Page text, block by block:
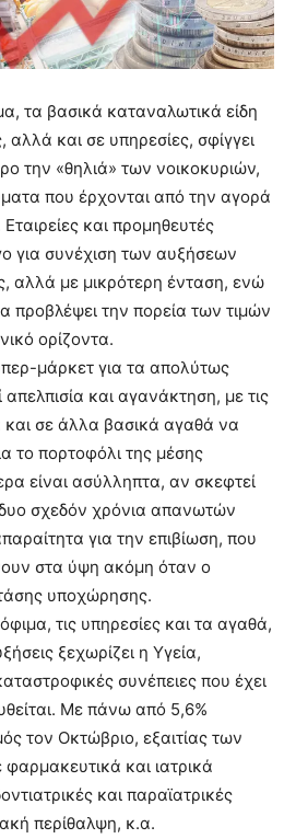
τα βασικά καταναλωτικά είδη
και σε υπηρεσίες, σφίγγει
την «θηλιά» των νοικοκυριών,
που έρχονται από την αγορά
και προμηθευτές
για συνέχιση των αυξήσεων
αλλά με μικρότερη ένταση, ενώ
προβλέψει την πορεία των τιμών
ορίζοντα.
μάρκετ για τα απολύτως
και αγανάκτηση, με τις
και σε άλλα βασικά αγαθά να
το πορτοφόλι της μέσης
είναι ασύλληπτα, αν σκεφτεί
δυο σχεδόν χρόνια απανωτών
για την επιβίωση, που
στα ύψη ακόμη όταν ο
υποχώρησης.
τις υπηρεσίες και τα αγαθά,
ξεχωρίζει η Υγεία,
συνέπειες που έχει
Με πάνω από 5,6%
τον Οκτώβριο, εξαιτίας των
και ιατρικά
και παραϊατρικές
περίθαλψη, κ.α.